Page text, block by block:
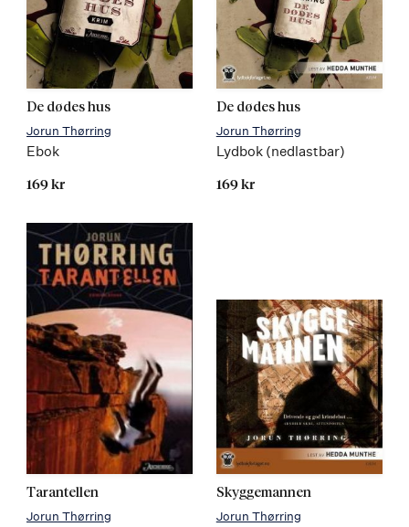
De dødes hus
Jorun Thørring
Ebok
169 kr
Sidetall
hentet
fra
utgave
mer
De dødes hus
Jorun Thørring
Lydbok (nedlastbar)
169 kr
Les
mer
Tarantellen
Jorun Thørring
Les
mer
Skyggemannen
Jorun Thørring
Les
mer